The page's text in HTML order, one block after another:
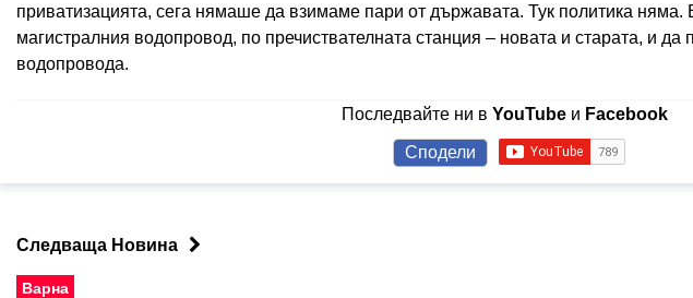
приватизацията, сега нямаше да взимаме пари от държавата. Тук политика няма.
магистралния водопровод, по пречиствателната станция – новата и старата, и
водопровода.
Последвайте ни вYouTube и Facebook
Сподели
Следваща Новина
Варна